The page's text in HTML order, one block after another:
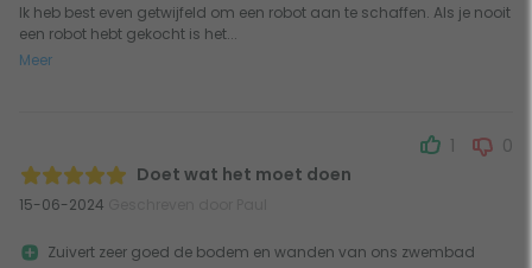
Ik heb best even getwijfeld om een robot aan te schaffen. Als je nooit
een robot hebt gekocht is het...
Meer
Doet wat het moet doen
15-06-2024
1 0
Zuivert zeer goed de bodem en wanden van ons zwembad